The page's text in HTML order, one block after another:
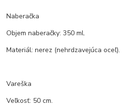
Naberačka
Objem naberačky: 350 ml.
Materiál: nerez (nehrdzavejúca oceľ).
Vareška
Veľkosť: 50 cm.